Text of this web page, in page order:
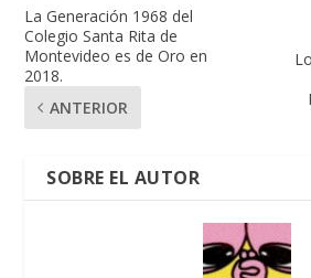
La Generación 1968 del
Colegio Santa Rita de
Montevideo es de Oro en
2018.
ANTERIOR
SOBRE EL AUTOR